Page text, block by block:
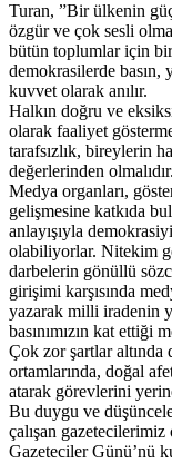
Turan, ”Bir ülkenin
özgür ve çok sesli
bütün toplumlar için
demokrasilerde basın,
kuvvet olarak anılır.
Halkın doğru ve
olarak faaliyet
tarafsızlık, bireylerin
değerlerinden olmalıdır.
Medya organları,
gelişmesine katkıda
anlayışıyla
olabiliyorlar. Nitekim
darbelerin gönüllü
girişimi karşısında
yazarak milli iradenin
basınımızın kat ettiği
Çok zor şartlar altında
ortamlarında, doğal
atarak görevlerini
Bu duygu ve
çalışan
Gazeteciler Günü’nü